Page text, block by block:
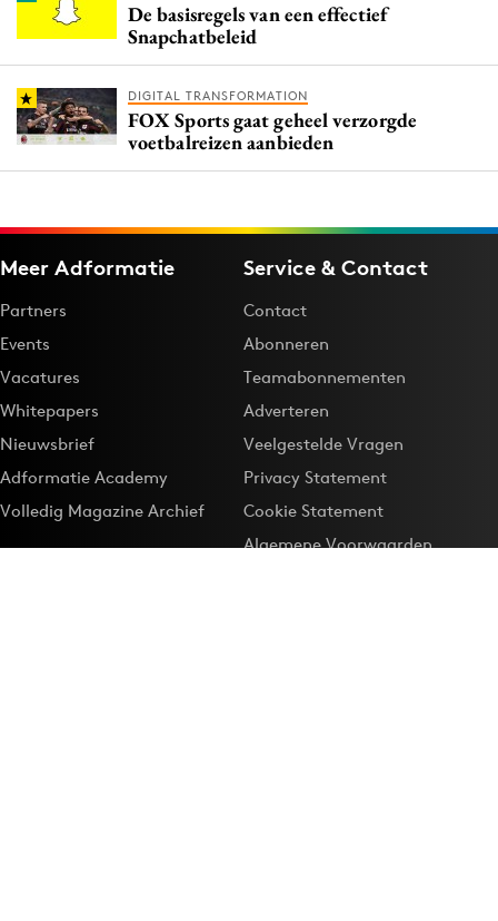
De basisregels van een effectief
Snapchatbeleid
DIGITAL TRANSFORMATION
FOX Sports gaat geheel verzorgde
voetbalreizen aanbieden
Meer Adformatie
Partners
Events
Vacatures
Whitepapers
Nieuwsbrief
Adformatie Academy
Volledig Magazine Archief
Service & Contact
Contact
Abonneren
Teamabonnementen
Adverteren
Veelgestelde Vragen
Privacy Statement
Cookie Statement
Algemene Voorwaarden